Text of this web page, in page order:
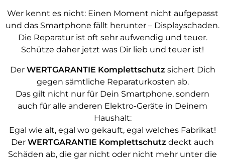
Wer kennt es nicht: Einen Moment nicht aufgepasst
und das Smartphone fällt herunter – Displayschaden.
Die Reparatur ist oft sehr aufwendig und teuer.
Schütze daher jetzt was Dir lieb und teuer ist!
Der WERTGARANTIE Komplettschutz sichert Dich
gegen sämtliche Reparaturkosten ab.
Das gilt nicht nur für Dein Smartphone, sondern
auch für alle anderen Elektro-Geräte in Deinem
Haushalt:
Egal wie alt, egal wo gekauft, egal welches Fabrikat!
Der WERTGARANTIE Komplettschutz deckt auch
Schäden ab, die gar nicht oder nicht mehr unter die